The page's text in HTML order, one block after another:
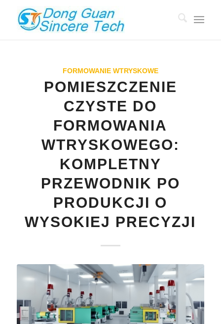
FORMOWANIE WTRYSKOWE
POMIESZCZENIE
CZYSTE DO
FORMOWANIA
WTRYSKOWEGO:
KOMPLETNY
PRZEWODNIK PO
PRODUKCJI O
WYSOKIEJ PRECYZJI